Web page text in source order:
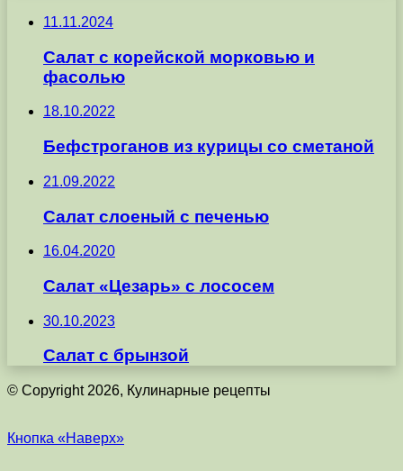
11.11.2024
Салат с корейской морковью и
фасолью
18.10.2022
Бефстроганов из курицы со сметаной
21.09.2022
Салат слоеный с печенью
16.04.2020
Салат «Цезарь» с лососем
30.10.2023
Салат с брынзой
© Copyright 2026, Кулинарные рецепты
Кнопка «Наверх»